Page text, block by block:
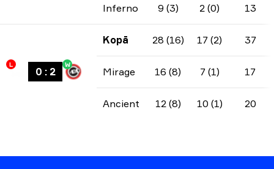
Inferno 9 (3) 2 (0) 13
L
0 : 2
W
Kopā 28 (16) 17 (2) 37
Mirage 16 (8) 7 (1) 17
Ancient 12 (8) 10 (1) 20